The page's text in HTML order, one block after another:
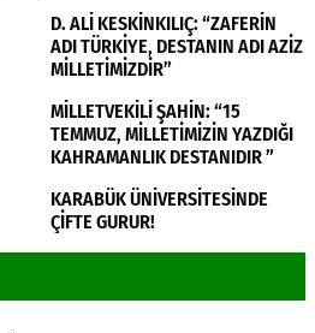
D. ALİ KESKİNKILIÇ: “ZAFERİN
ADI TÜRKİYE, DESTANIN ADI AZİZ
MİLLETİMİZDİR”
MİLLETVEKİLİ ŞAHİN: “15
TEMMUZ, MİLLETİMİZİN YAZDIĞI
KAHRAMANLIK DESTANIDIR ”
KARABÜK ÜNİVERSİTESİNDE
ÇİFTE GURUR!